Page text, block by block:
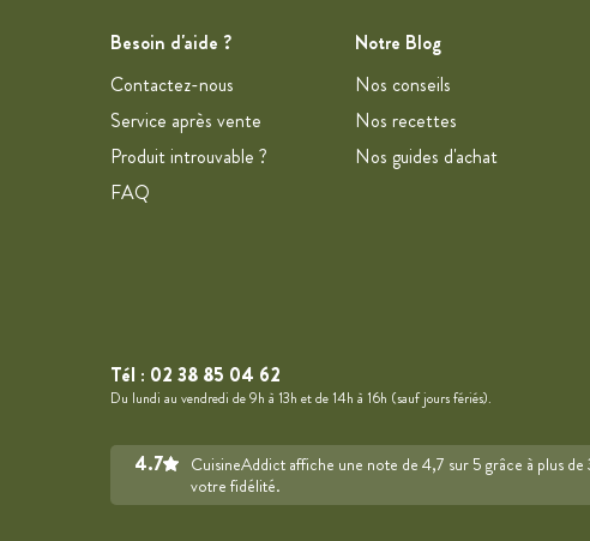
Besoin d'aide ?
Contactez-nous
Service après vente
Produit introuvable ?
FAQ
Notre Blog
Nos conseils
Nos recettes
Nos guides d'achat
Tél : 02 38 85 04 62
Du lundi au vendredi de 9h à 13h et de 14h à 16h (sauf jours fériés).
4.7
CuisineAddict affiche une note de 4,7 sur 5 grâce à plus
votre fidélité.